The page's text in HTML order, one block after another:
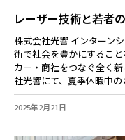
レーザー技術と若者
株式会社光響 インターン
術で社会を豊かにするこ
カー・商社をつなぐ全く
社光響にて、夏季休暇中
2025年2月21日